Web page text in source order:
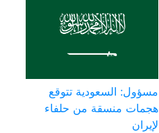
مسؤول: السعودية تتوقع
هجمات منسقة من حلفاء
لإيران